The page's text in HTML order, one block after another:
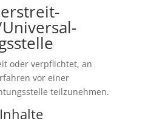
oder verpflichtet, an
vor einer
teilzunehmen.